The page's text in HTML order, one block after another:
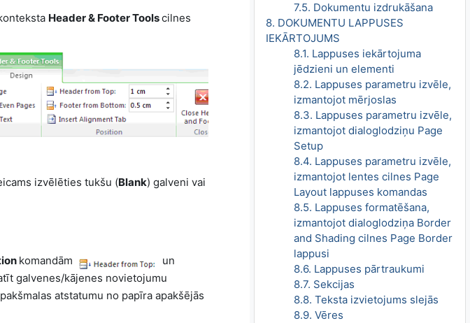
7.5. Dokumentu izdrukāšana
8. DOKUMENTU LAPPUSES
IEKĀRTOJUMS
8.1. Lappuses iekārtojuma
jēdzieni un elementi
8.2. Lappuses parametru izvēle,
izmantojot mērjoslas
8.3. Lappuses parametru izvēle,
izmantojot dialoglodziņu Page
Setup
8.4. Lappuses parametru izvēle,
izmantojot lentes cilnes Page
Layout lappuses komandas
8.5. Lappuses formatēšana,
izmantojot dialoglodziņa Border
and Shading cilnes Page Border
lappusi
8.6. Lappuses pārtraukumi
8.7. Sekcijas
8.8. Teksta izvietojums slejās
8.9. Vēres
Header & Footer Toolscilnes
izvēlēties tukšu (Blank) galveni vai
komandām
un
galvenes/kājenes novietojumu
atstatumu no papīra apakšējās